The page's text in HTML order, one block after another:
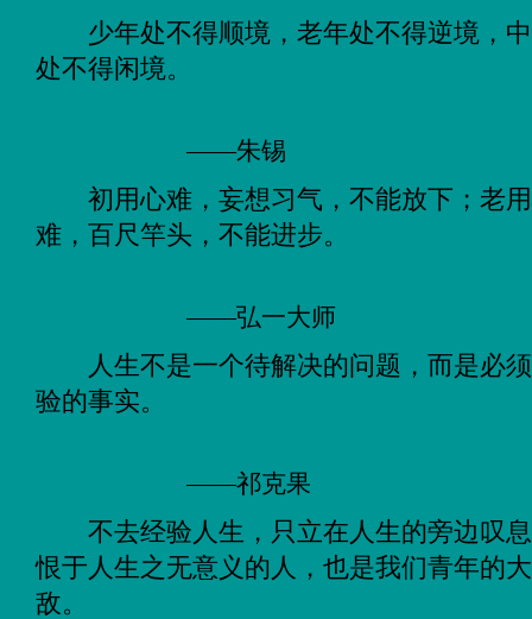
少年处不得顺境，老年处不得逆境，
处不得闲境。
——朱锡
初用心难，妄想习气，不能放下；老
难，百尺竿头，不能进步。
——弘一大师
人生不是一个待解决的问题，而是必
验的事实。
——祁克果
不去经验人生，只立在人生的旁边叹
恨于人生之无意义的人，也是我们青年的大
敌。